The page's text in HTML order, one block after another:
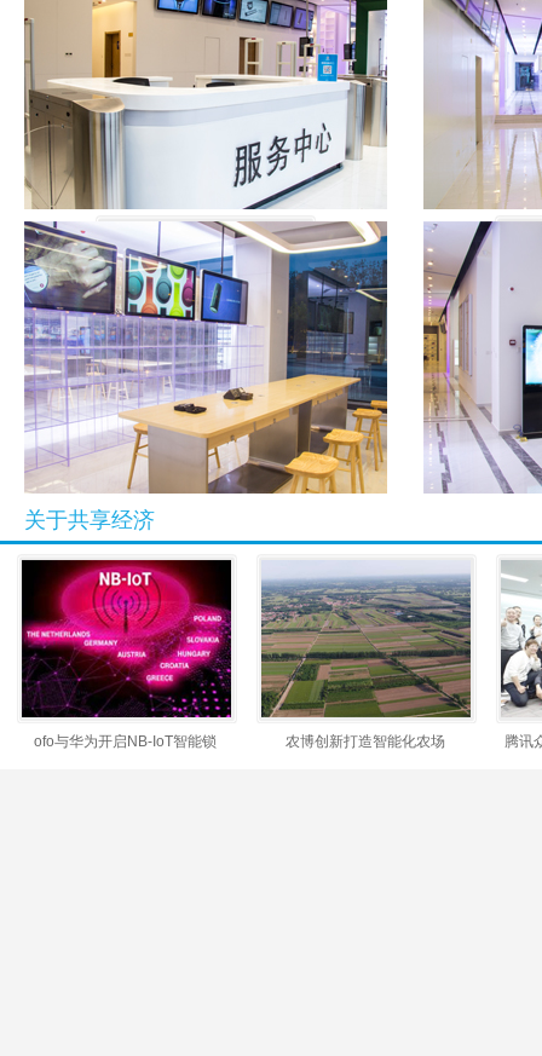
关于共享经济
ofo与华为开启NB-IoT智能锁 农博创新打造智能化农场 腾讯